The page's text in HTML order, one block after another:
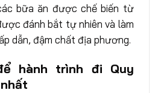
bữa ăn được chế biến từ
đánh bắt tự nhiên và làm
dẫn, đậm chất địa phương.
hành trình đi Quy